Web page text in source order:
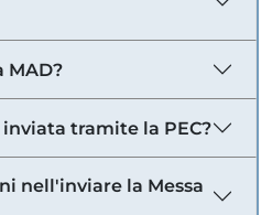
MAD?
inviata tramite la PEC?
nell'inviare la Messa